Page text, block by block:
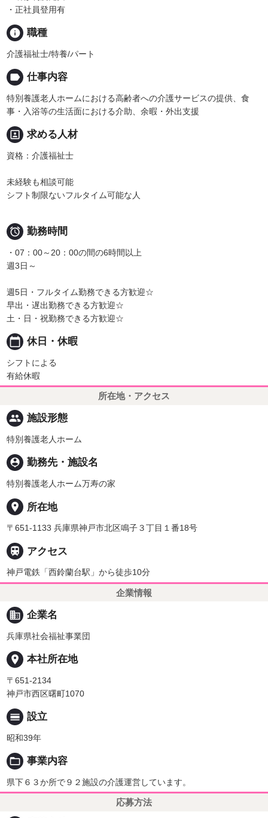
・正社員登用有
info 職種
介護福祉士/特養/パート
label 仕事内容
特別養護老人ホームにおける高齢者への介護サービスの提供、食
事・入浴等の生活面における介助、余暇・外出支援
portrait 求める人材
資格：介護福祉士
未経験も相談可能
シフト制限ないフルタイム可能な人
 勤務時間
・07：00～20：00の間の6時間以上
週3日～
週5日・フルタイム勤務できる方歓迎☆
早出・遅出勤務できる方歓迎☆
土・日・祝勤務できる方歓迎☆
calendar_today 休日・休暇
シフトによる
有給休暇
所在地・アクセス
people 施設形態
特別養護老人ホーム
person_pin 勤務先・施設名
特別養護老人ホーム万寿の家
place 所在地
〒651-1133 兵庫県神戸市北区鳴子３丁目１番18号
 アクセス
神戸電鉄「西鈴蘭台駅」から徒歩10分
企業情報
business 企業名
兵庫県社会福祉事業団
place 本社所在地
〒651-2134
神戸市西区曙町1070
calendar_view_day 設立
昭和39年
folder_open 事業内容
県下６３か所で９２施設の介護運営しています。
応募方法